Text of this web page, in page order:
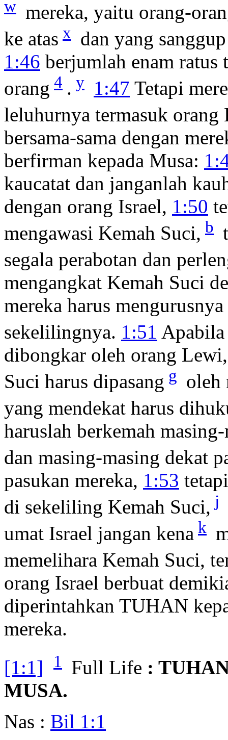
w mereka, yaitu orang-
ke atas x dan yang
1:46 berjumlah enam
orang 4 . y 1:47 Tetapi
leluhurnya termasuk orang
bersama-sama dengan
berfirman kepada Musa:
kaucatat dan janganlah
dengan orang Israel, 1:50
mengawasi Kemah Suci, b
segala perabotan dan
mengangkat Kemah Suci
mereka harus
sekelilingnya. 1:51 Apabila
dibongkar oleh orang
Suci harus dipasang g oleh
yang mendekat harus
haruslah berkemah
dan masing-masing dekat
pasukan mereka, 1:53
di sekeliling Kemah Suci, j
umat Israel jangan kena k
memelihara Kemah Suci,
orang Israel berbuat
diperintahkan TUHAN
mereka.
[1:1]
1 Full Life :
MUSA.
Nas : Bil 1:1